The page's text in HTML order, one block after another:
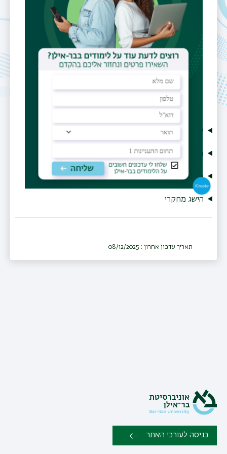
בתיאום מראש
אתר אישי
https://sites.biu.ac.il/en/emotions-
conflict-lab
קורות חיים
פירסומים
תחומי מחקר
הישג מחקרי
תאריך עדכון אחרון : 08/12/2025
כניסה לעורכי האתר